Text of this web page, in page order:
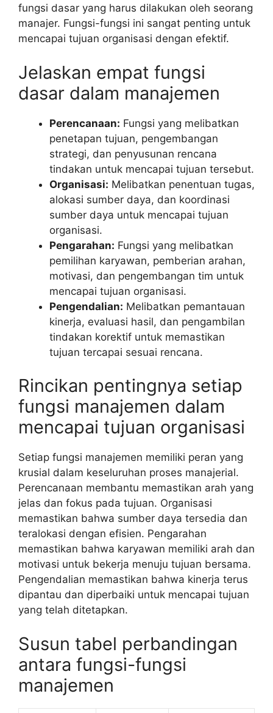
fungsi dasar yang harus dilakukan oleh seorang
manajer. Fungsi-fungsi ini sangat penting untuk
mencapai tujuan organisasi dengan efektif.
Jelaskan empat fungsi
dasar dalam manajemen
Perencanaan: Fungsi yang melibatkan
penetapan tujuan, pengembangan
strategi, dan penyusunan rencana
tindakan untuk mencapai tujuan tersebut.
Organisasi: Melibatkan penentuan tugas,
alokasi sumber daya, dan koordinasi
sumber daya untuk mencapai tujuan
organisasi.
Pengarahan: Fungsi yang melibatkan
pemilihan karyawan, pemberian arahan,
motivasi, dan pengembangan tim untuk
mencapai tujuan organisasi.
Pengendalian: Melibatkan pemantauan
kinerja, evaluasi hasil, dan pengambilan
tindakan korektif untuk memastikan
tujuan tercapai sesuai rencana.
Rincikan pentingnya setiap
fungsi manajemen dalam
mencapai tujuan organisasi
Setiap fungsi manajemen memiliki peran yang
krusial dalam keseluruhan proses manajerial.
Perencanaan membantu memastikan arah yang
jelas dan fokus pada tujuan. Organisasi
memastikan bahwa sumber daya tersedia dan
teralokasi dengan efisien. Pengarahan
memastikan bahwa karyawan memiliki arah dan
motivasi untuk bekerja menuju tujuan bersama.
Pengendalian memastikan bahwa kinerja terus
dipantau dan diperbaiki untuk mencapai tujuan
yang telah ditetapkan.
Susun tabel perbandingan
antara fungsi-fungsi
manajemen